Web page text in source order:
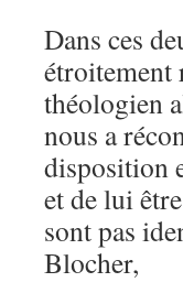
Dans ces
étroitement
théologien
nous a
disposition
et de lui
sont pas
Blocher,